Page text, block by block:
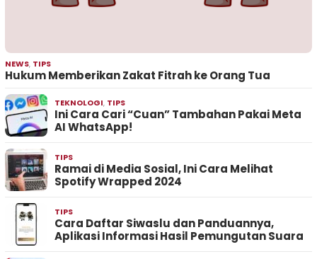
NEWS, TIPS
Hukum Memberikan Zakat Fitrah ke Orang Tua
TEKNOLOGI, TIPS
Ini Cara Cari “Cuan” Tambahan Pakai Meta
AI WhatsApp!
TIPS
Ramai di Media Sosial, Ini Cara Melihat
Spotify Wrapped 2024
TIPS
Cara Daftar Siwaslu dan Panduannya,
Aplikasi Informasi Hasil Pemungutan Suara